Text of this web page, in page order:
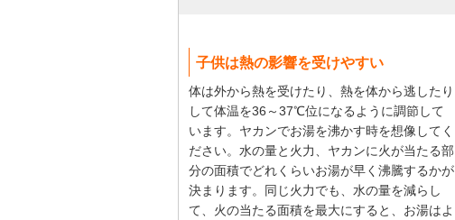
子供は熱の影響を受けやすい
体は外から熱を受けたり、熱を体から逃したり
して体温を36～37℃位になるように調節して
います。ヤカンでお湯を沸かす時を想像してく
ださい。水の量と火力、ヤカンに火が当たる部
分の面積でどれくらいお湯が早く沸騰するかが
決まります。同じ火力でも、水の量を減らし
て、火の当たる面積を最大にすると、お湯はよ